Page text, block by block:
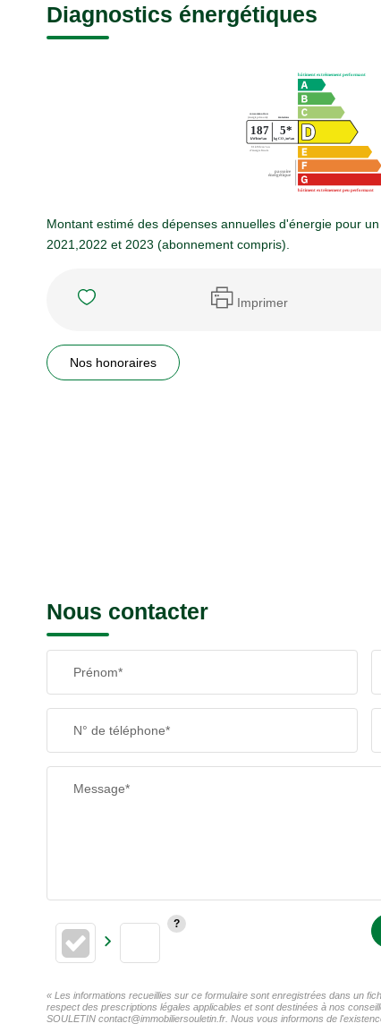
Diagnostics énergétiques
Montant estimé des dépenses annuelles d'énergie pour
2021,2022 et 2023 (abonnement compris).
Imprimer
Nos honoraires
Nous contacter
Prénom*
N° de téléphone*
Message*
« Les informations recueillies sur ce formulaire sont enregistrées dans un
respect des prescriptions légales applicables et sont destinées à nos
SOULETIN contact@immobiliersouletin.fr. Nous vous informons de